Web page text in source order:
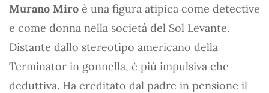
Murano Miro è una figura atipica come detective
e come donna nella società del Sol Levante.
Distante dallo stereotipo americano della
Terminator in gonnella, è più impulsiva che
deduttiva. Ha ereditato dal padre in pensione il